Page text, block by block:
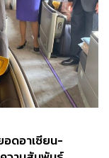
อดอาเซียน-